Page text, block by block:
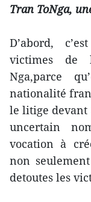
Tran ToNga,
D’abord,
victimes de
Nga,parce
nationalité
le litige devant
uncertain
vocation à
non
detoutes les